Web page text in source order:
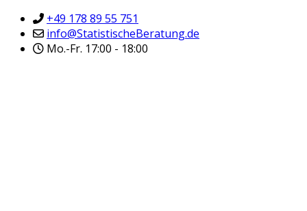
+49 178 89 55 751
info@StatistischeBeratung.de
Mo.-Fr. 17:00 - 18:00